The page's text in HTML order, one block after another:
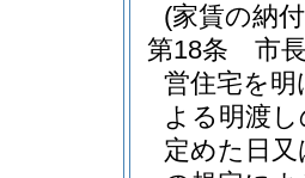
(家賃の納
第18条
市
営住宅を
よる明渡
定めた日